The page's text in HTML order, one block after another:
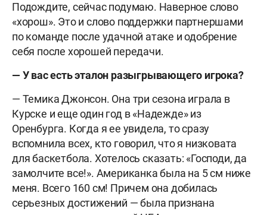
Подождите, сейчас подумаю. Наверное слово
«хорош». Это и слово поддержки партнершами
по команде после удачной атаке и одобрение
себя после хорошей передачи.
— У вас есть эталон разыгрывающего игрока?
— Темика Джонсон. Она три сезона играла в
Курске и еще один год в «Надежде» из
Оренбурга. Когда я ее увидела, то сразу
вспомнила всех, кто говорил, что я низковата
для баскетбола. Хотелось сказать: «Господи, да
замолчите все!». Американка была на 5 см ниже
меня. Всего 160 см! Причем она добилась
серьезных достижений — была признана